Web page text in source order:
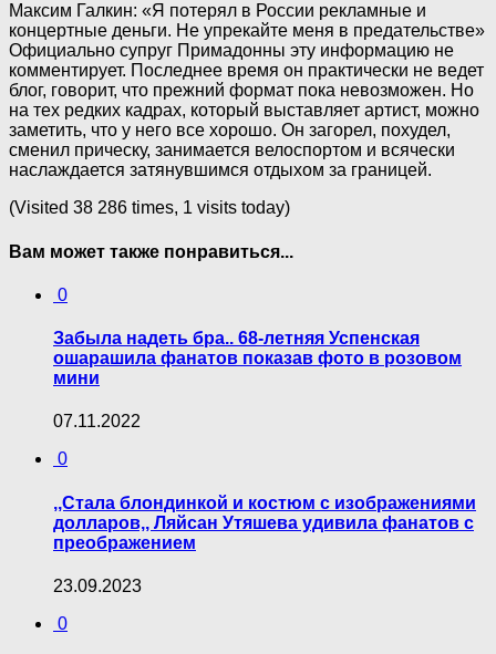
Максим Галкин: «Я потерял в России рекламные и
концертные деньги. Не упрекайте меня в предательстве»
Официально супруг Примадонны эту информацию не
комментирует. Последнее время он практически не ведет
блог, говорит, что прежний формат пока невозможен. Но
на тех редких кадрах, который выставляет артист, можно
заметить, что у него все хорошо. Он загорел, похудел,
сменил прическу, занимается велоспортом и всячески
наслаждается затянувшимся отдыхом за границей.
(Visited 38 286 times, 1 visits today)
Вам может также понравиться...
0
Забыла надеть бра.. 68-летняя Успенская
ошарашила фанатов показав фото в розовом
мини
07.11.2022
0
,,Стала блондинкой и костюм с изображениями
долларов,, Ляйсан Утяшева удивила фанатов с
преображением
23.09.2023
0